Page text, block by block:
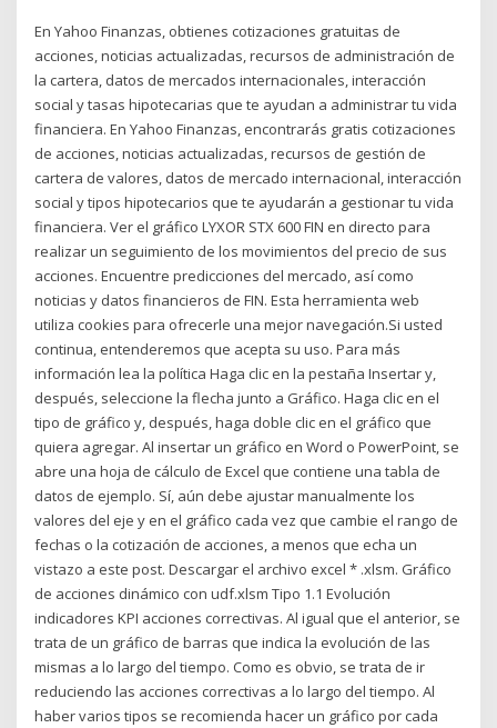
En Yahoo Finanzas, obtienes cotizaciones gratuitas de
acciones, noticias actualizadas, recursos de administración de
la cartera, datos de mercados internacionales, interacción
social y tasas hipotecarias que te ayudan a administrar tu vida
financiera. En Yahoo Finanzas, encontrarás gratis cotizaciones
de acciones, noticias actualizadas, recursos de gestión de
cartera de valores, datos de mercado internacional, interacción
social y tipos hipotecarios que te ayudarán a gestionar tu vida
financiera. Ver el gráfico LYXOR STX 600 FIN en directo para
realizar un seguimiento de los movimientos del precio de sus
acciones. Encuentre predicciones del mercado, así como
noticias y datos financieros de FIN. Esta herramienta web
utiliza cookies para ofrecerle una mejor navegación.Si usted
continua, entenderemos que acepta su uso. Para más
información lea la política Haga clic en la pestaña Insertar y,
después, seleccione la flecha junto a Gráfico. Haga clic en el
tipo de gráfico y, después, haga doble clic en el gráfico que
quiera agregar. Al insertar un gráfico en Word o PowerPoint, se
abre una hoja de cálculo de Excel que contiene una tabla de
datos de ejemplo. Sí, aún debe ajustar manualmente los
valores del eje y en el gráfico cada vez que cambie el rango de
fechas o la cotización de acciones, a menos que echa un
vistazo a este post. Descargar el archivo excel * .xlsm. Gráfico
de acciones dinámico con udf.xlsm Tipo 1.1 Evolución
indicadores KPI acciones correctivas. Al igual que el anterior, se
trata de un gráfico de barras que indica la evolución de las
mismas a lo largo del tiempo. Como es obvio, se trata de ir
reduciendo las acciones correctivas a lo largo del tiempo. Al
haber varios tipos se recomienda hacer un gráfico por cada